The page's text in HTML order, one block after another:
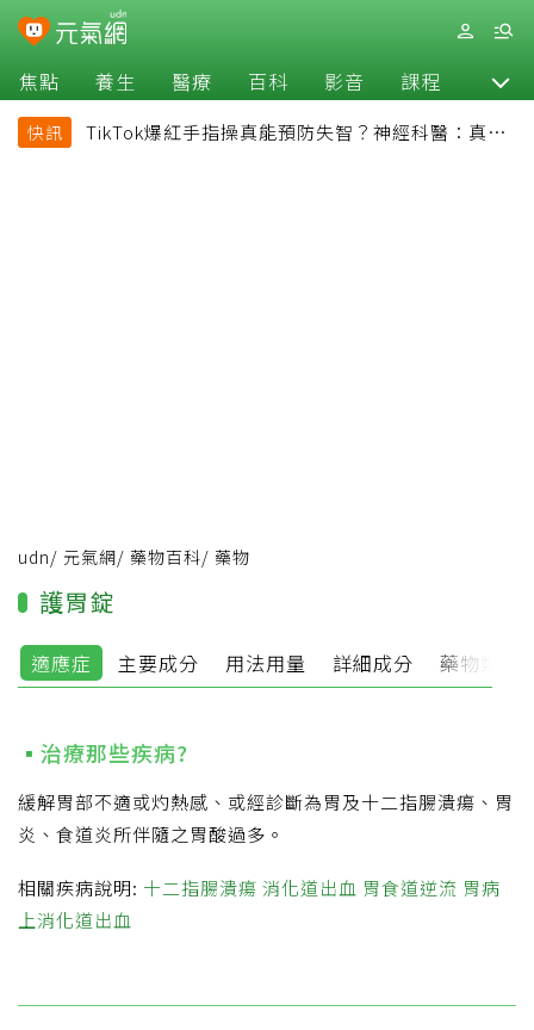
焦點 養生 醫療 百科 影音 課程 退休
快訊
TikTok爆紅手指操真能預防失智？神經科醫：真正
udn/ 元氣網/ 藥物百科/ 藥物
護胃錠
適應症 主要成分 用法用量 詳細成分 藥物類別
治療那些疾病?
緩解胃部不適或灼熱感、或經診斷為胃及十二指腸潰瘍、胃
炎、食道炎所伴隨之胃酸過多。
相關疾病說明: 十二指腸潰瘍 消化道出血 胃食道逆流 胃病
上消化道出血